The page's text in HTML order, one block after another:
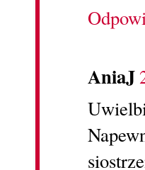
AniaJ